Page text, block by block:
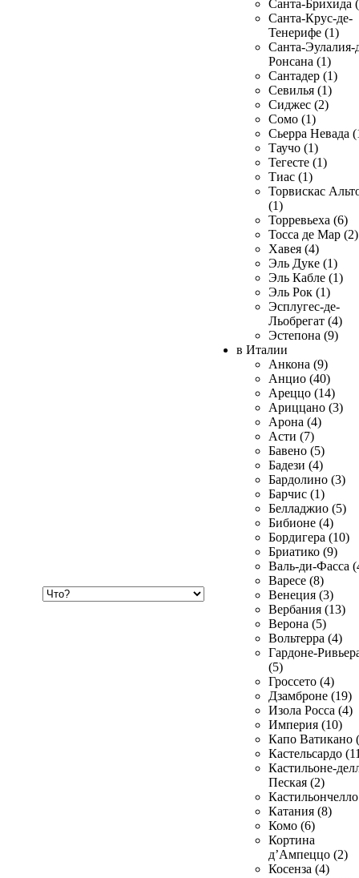
Санта-Брихида
Санта-Крус-де-
Тенерифе (1)
Санта-Эулалия-
Ронсана (1)
Сантадер (1)
Севилья (1)
Сиджес (2)
Сомо (1)
Сьерра Невада
Таучо (1)
Тегесте (1)
Тиас (1)
Торвискас
(1)
Торревьеха (6)
Тосса де Мар (2)
Хавея (4)
Эль Дуке (1)
Эль Кабле (1)
Эль Рок (1)
Эсплугес-де-
Льобрегат (4)
Эстепона (9)
в Италии
Анкона (9)
Анцио (40)
Ареццо (14)
Ариццано (3)
Арона (4)
Асти (7)
Бавено (5)
Бадези (4)
Бардолино (3)
Барчис (1)
Белладжио (5)
Бибионе (4)
Бордигера (10)
Бриатико (9)
Валь-ди-Фасса
Варесе (8)
Венеция (3)
Вербания (13)
Верона (5)
Вольтерра (4)
Гардоне-
(5)
Гроссето (4)
Дзамброне (19)
Изола Росса (4)
Империя (10)
Капо Ватикано
Кастельсардо
Кастильоне-
Пеская (2)
Катания (8)
Комо (6)
Кортина
д’Ампеццо (2)
Косенза (4)